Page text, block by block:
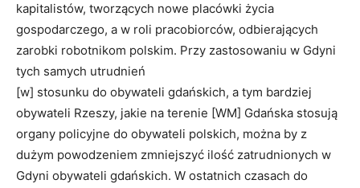
kapitalistów, tworzących nowe placówki życia
gospodarczego, a w roli pracobiorców, odbierających
zarobki robotnikom polskim. Przy zastosowaniu w Gdyni
tych samych utrudnień
[w] stosunku do obywateli gdańskich, a tym bardziej
obywateli Rzeszy, jakie na terenie [WM] Gdańska stosują
organy policyjne do obywateli polskich, można by z
dużym powodzeniem zmniejszyć ilość zatrudnionych w
Gdyni obywateli gdańskich. W ostatnich czasach do